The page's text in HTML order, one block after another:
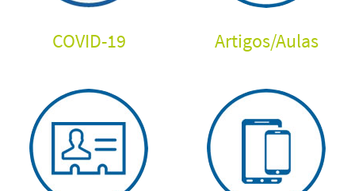
COVID-19 Artigos/Aulas